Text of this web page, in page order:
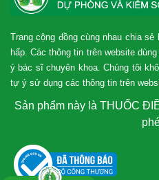
Trang cộng đồng cùng nhau chia
hấp. Các thông tin trên website
ý bác sĩ chuyên khoa. Chúng tôi
tự ý sử dụng các thông tin trên
Sản phẩm này là THUỐC